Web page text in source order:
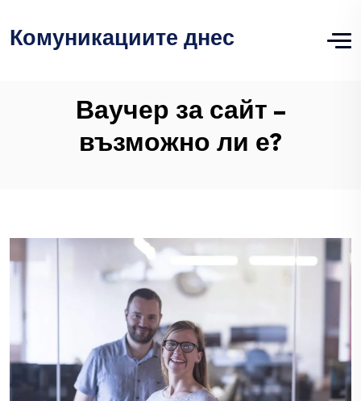
Комуникациите днес
Ваучер за сайт –
възможно ли е?